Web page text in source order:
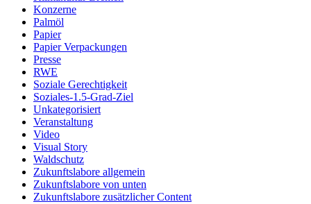
Konzerne
Palmöl
Papier
Papier Verpackungen
Presse
RWE
Soziale Gerechtigkeit
Soziales-1.5-Grad-Ziel
Unkategorisiert
Veranstaltung
Video
Visual Story
Waldschutz
Zukunftslabore allgemein
Zukunftslabore von unten
Zukunftslabore zusätzlicher Content